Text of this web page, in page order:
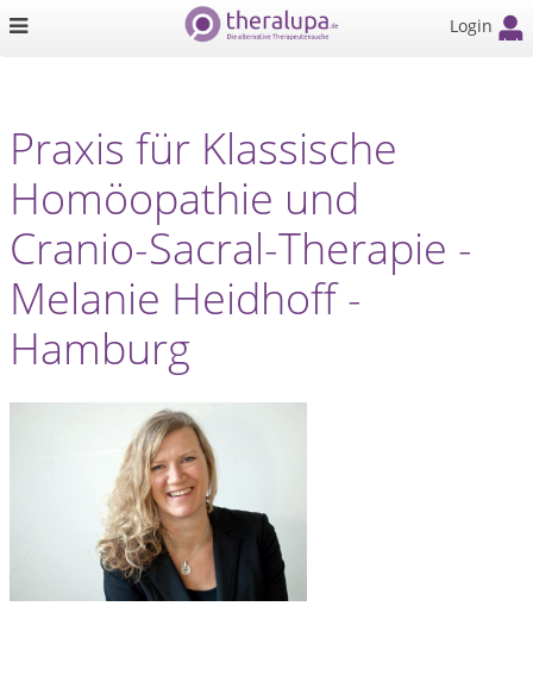
Login
Praxis für Klassische
Homöopathie und
Cranio-Sacral-Therapie -
Melanie Heidhoff -
Hamburg